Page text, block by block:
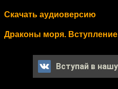
Скачать аудиоверсию
Драконы моря.
Вступай в нашу